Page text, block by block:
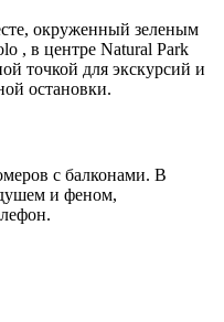
окруженный зеленым
, в центре Natural Park
точкой для экскурсий и
остановки.
с балконами. В
и феном,